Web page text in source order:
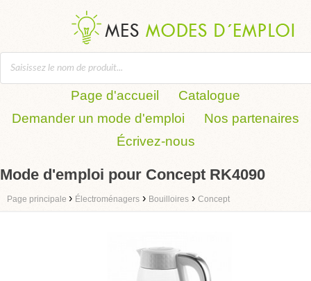
Page d'accueil
Catalogue
Demander un mode d'emploi
Nos partenaires
Écrivez-nous
Mode d'emploi pour Concept RK4090
Page principale › Électroménagers › Bouilloires › Concept